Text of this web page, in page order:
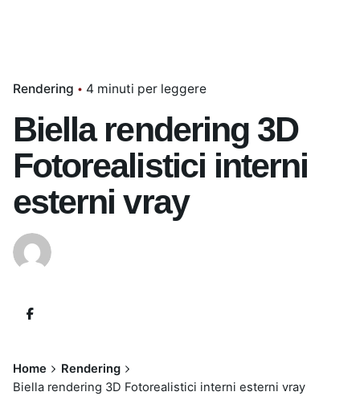
Rendering 4 minuti per leggere
Biella rendering 3D
Fotorealistici interni
esterni vray
Home
Rendering
Biella rendering 3D Fotorealistici interni esterni vray